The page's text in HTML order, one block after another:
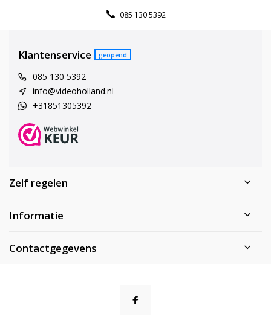
085 130 5392
Klantenservice geopend
085 130 5392
info@videoholland.nl
+31851305392
Zelf regelen
Informatie
Contactgegevens